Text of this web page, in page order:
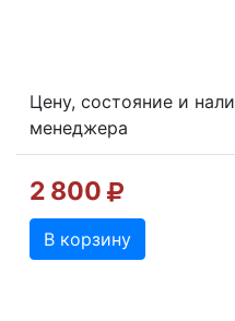
Цену, состояние и
менеджера
2 800
В корзину